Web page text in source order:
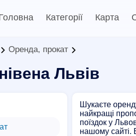
Категорії Карта
Оренда, прокат
Львів
Шукаєте
найкращі
поїздок у
нашому сайті.